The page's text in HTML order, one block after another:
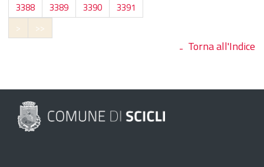
3388
3389 3390
3391
>
>>
Torna all'Indice